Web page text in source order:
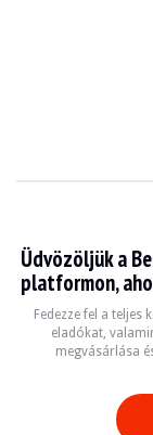
La Bugatti Chiron,
Fiche
Üdvözöljük a
platformon,
Fedezze fel a
eladókat,
megvásárlása